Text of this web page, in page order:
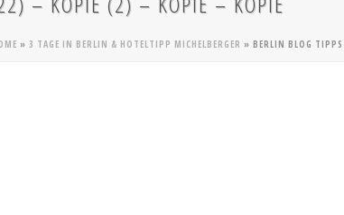
» 3 TAGE IN BERLIN & HOTELTIPP MICHELBERGER » BERLIN BLOG